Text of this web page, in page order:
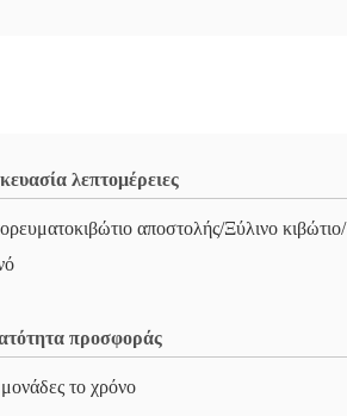
λεπτομέρειες
αποστολής/Ξύλινο κιβώτιο/
προσφοράς
το χρόνο